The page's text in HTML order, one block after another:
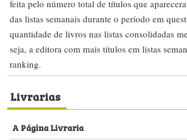
feita pelo número total de títulos que
das listas semanais durante o período em
quantidade de livros nas listas consolidadas
seja, a editora com mais títulos em listas
ranking.
Livrarias
A Página Livraria